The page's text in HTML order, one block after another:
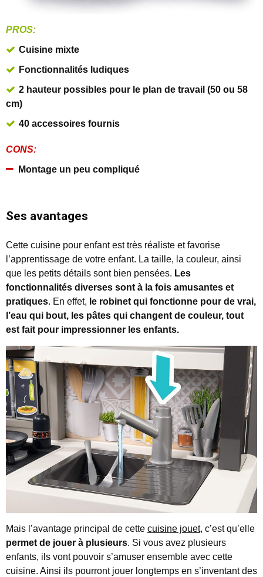
PROS:
Cuisine mixte
Fonctionnalités ludiques
2 hauteur possibles pour le plan de travail (50 ou 58
cm)
40 accessoires fournis
CONS:
Montage un peu compliqué
Ses avantages
Cette cuisine pour enfant est très réaliste et favorise
l’apprentissage de votre enfant. La taille, la couleur, ainsi
que les petits détails sont bien pensées. Les
fonctionnalités diverses sont à la fois amusantes et
pratiques. En effet, le robinet qui fonctionne pour de vrai,
l’eau qui bout, les pâtes qui changent de couleur, tout
est fait pour impressionner les enfants.
Mais l’avantage principal de cette cuisine jouet, c’est qu’elle
permet de jouer à plusieurs. Si vous avez plusieurs
enfants, ils vont pouvoir s’amuser ensemble avec cette
cuisine. Ainsi ils pourront jouer longtemps en s’inventant des